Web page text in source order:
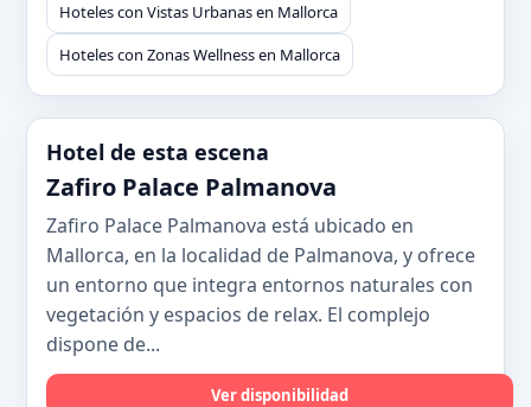
Hoteles con Vistas Urbanas en Mallorca
Hoteles con Zonas Wellness en Mallorca
Hotel de esta escena
Zafiro Palace Palmanova
Zafiro Palace Palmanova está ubicado en
Mallorca, en la localidad de Palmanova, y ofrece
un entorno que integra entornos naturales con
vegetación y espacios de relax. El complejo
dispone de...
Ver disponibilidad